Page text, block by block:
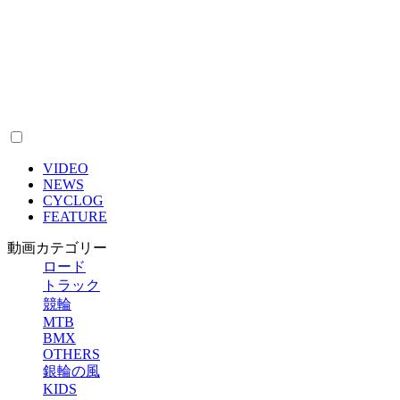
VIDEO
NEWS
CYCLOG
FEATURE
動画カテゴリー
ロード
トラック
競輪
MTB
BMX
OTHERS
銀輪の風
KIDS